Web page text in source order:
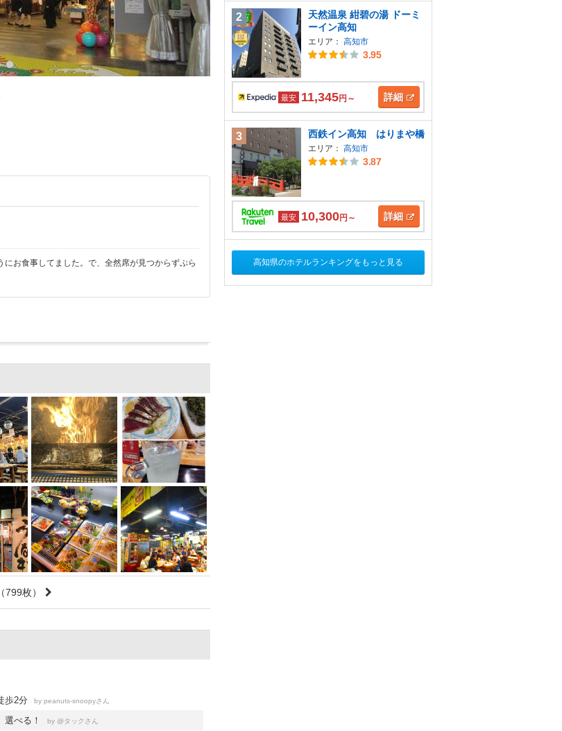
お食事してました。で、全然席が見つからずぷら
（799枚）
歩2分 by peanuts-snoopyさん
選べる！ by @タック さん
2
天然温泉 紺碧の湯 ドーミ
ーイン高知
エリア： 高知市
3.95
最安 11,345円～ 詳細
3 西鉄イン高知 はりまや橋
エリア： 高知市
3.87
最安 10,300円～ 詳細
高知県のホテルランキングをもっと見る